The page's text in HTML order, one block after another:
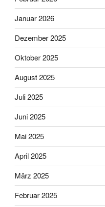
Januar 2026
Dezember 2025
Oktober 2025
August 2025
Juli 2025
Juni 2025
Mai 2025
April 2025
März 2025
Februar 2025